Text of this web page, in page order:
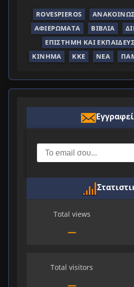
ROVESPIEROS
ΑΦΙΕΡΏΜΑΤΑ
ΒΙΒΛΊΑ
ΕΠΙΣΤΉΜΗ ΚΑΙ
ΚΊΝΗΜΑ
ΚΚΕ ΝΈΑ
Total views
—
Total visitors